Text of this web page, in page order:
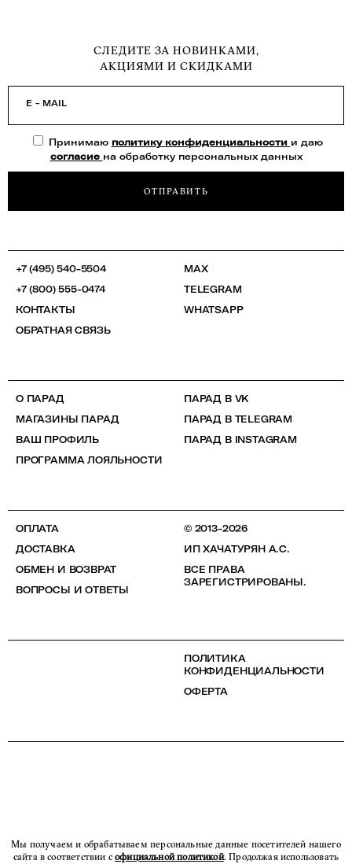
СЛЕДИТЕ ЗА НОВИНКАМИ,
АКЦИЯМИ И СКИДКАМИ
E - MAIL
Принимаю политику конфиденциальности и даю
согласие на обработку персональных данных
ОТПРАВИТЬ
+7 (495) 540-5504
+7 (800) 555-0474
КОНТАКТЫ
ОБРАТНАЯ СВЯЗЬ
MAX
TELEGRAM
WHATSAPP
О ПАРАД
МАГАЗИНЫ ПАРАД
ВАШ ПРОФИЛЬ
ПРОГРАММА ЛОЯЛЬНОСТИ
ПАРАД В VK
ПАРАД В TELEGRAM
ПАРАД В INSTAGRAM
ОПЛАТА
ДОСТАВКА
ОБМЕН И ВОЗВРАТ
ВОПРОСЫ И ОТВЕТЫ
© 2013-2026
ИП ХАЧАТУРЯН А.С.
ВСЕ ПРАВА
ЗАРЕГИСТРИРОВАНЫ.
ПОЛИТИКА
КОНФИДЕНЦИАЛЬНОСТИ
ОФЕРТА
Мы получаем и обрабатываем персональные данные посетителей нашего
сайта в соответствии софициальной политикой. Продолжая использовать